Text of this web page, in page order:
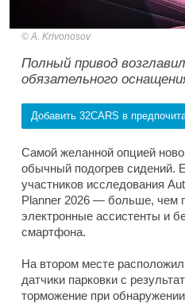
A. Krivonosov
Полный привод
обязательного
Добавить 32CARS в
Самой желанной опцией
обычный подогрев сидений.
участников исследования
Planner 2026 — больше, чем
электронные ассистенты и
смартфона.
На втором месте
датчики парковки с
торможение при